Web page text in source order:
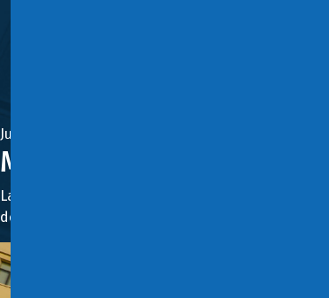
Julio 22, 2022
Ministerio de Hacienda
La Dirección de Presupuestos (Dipres) a
del Cobre, quienes tendrán la primera reunión el